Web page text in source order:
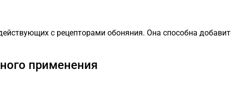
с рецепторами обоняния. Она способна
применения